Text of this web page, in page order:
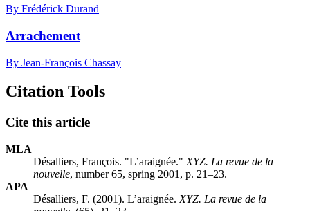
By Frédérick Durand
Arrachement
By Jean-François Chassay
Citation Tools
Cite this article
MLA
Désalliers, François. "L’araignée." XYZ. La revue de la
nouvelle, number 65, spring 2001, p. 21–23.
APA
Désalliers, F. (2001). L’araignée. XYZ. La revue de la